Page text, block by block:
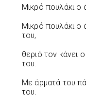
Μικρό πουλάκι
Μικρό πουλάκι
του,
θεριό τον κάνει
του.
Με άρματά του
του.